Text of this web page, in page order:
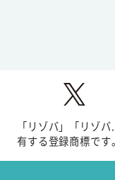
「リゾバ」「リゾ
有する登録商標です。